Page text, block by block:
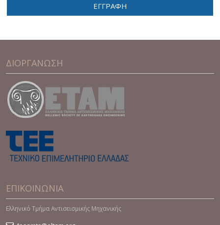
ΕΓΓΡΑΦΗ
ΔΙΟΡΓΑΝΩΣΗ
ΕΠΙΚΟΙΝΩΝΙΑ
Ελληνικό Τμήμα Αντισεισμικής Μηχανικής